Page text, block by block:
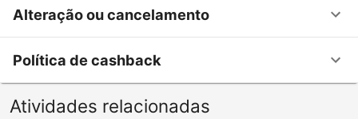
Alteração ou cancelamento
Política de cashback
Atividades relacionadas